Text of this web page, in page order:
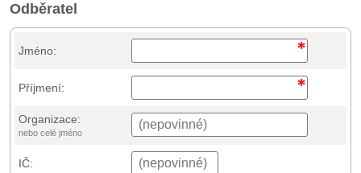
Odběratel
Jméno:
Příjmení:
Organizace:
nebo celé jméno
IČ: